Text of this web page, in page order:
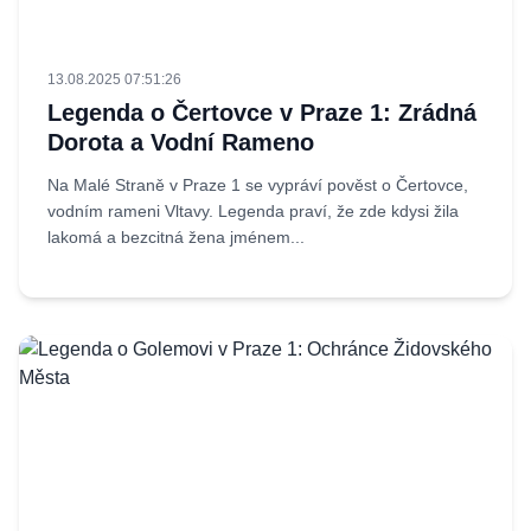
13.08.2025 07:51:26
Legenda o Čertovce v Praze 1: Zrádná
Dorota a Vodní Rameno
Na Malé Straně v Praze 1 se vypráví pověst o Čertovce,
vodním rameni Vltavy. Legenda praví, že zde kdysi žila
lakomá a bezcitná žena jménem...